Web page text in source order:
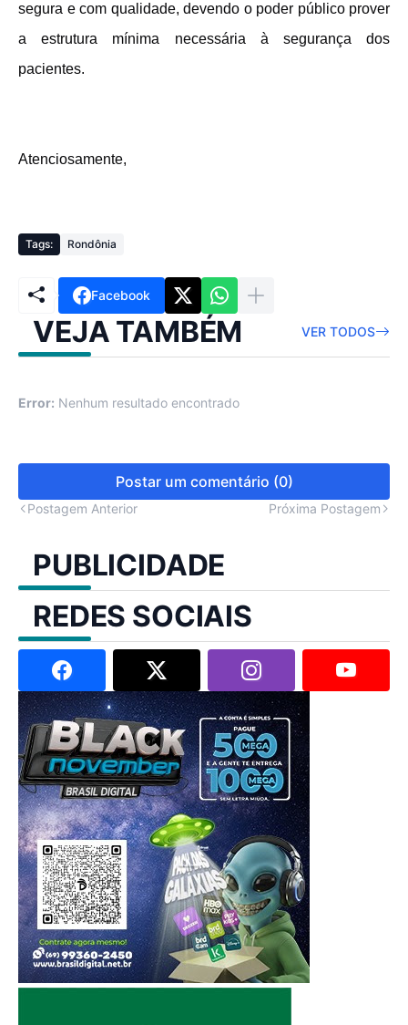
segura e com qualidade, devendo o poder público prover
a estrutura mínima necessária à segurança dos
pacientes.
Atenciosamente,
Tags: Rondônia
Facebook
VEJA TAMBÉM VER TODOS
Error: Nenhum resultado encontrado
Postar um comentário (0)
Postagem Anterior Próxima Postagem
PUBLICIDADE
REDES SOCIAIS